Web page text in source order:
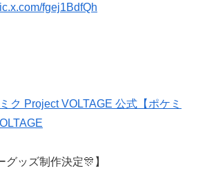
fgej1BdfQh
ク Project VOLTAGE 公式【ポケミ
グッズ制作決定🎊】